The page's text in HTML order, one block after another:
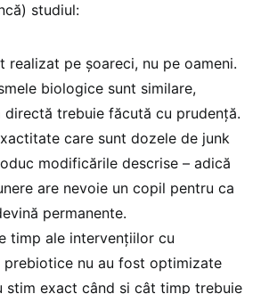
studiul:
realizat pe șoareci, nu pe oameni.
biologice sunt similare,
directă trebuie făcută cu prudență.
care sunt dozele de junk
modificările descrise – adică
are nevoie un copil pentru ca
permanente.
timp ale intervențiilor cu
nu au fost optimizate
știm exact când și cât timp trebuie